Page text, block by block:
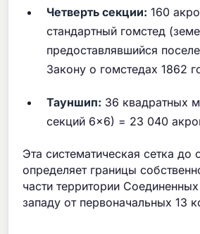
Четверть секции: 160
стандартный гомстед
предоставлявшийся
Закону о гомстедах 1862
Тауншип: 36 квадратных
секций 6×6) = 23 040
Эта систематическая сетка до
определяет границы
части территории
западу от первоначальных 13